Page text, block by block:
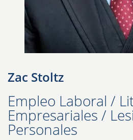
Zac Stoltz
Empleo Laboral /
Empresariales /
Personales